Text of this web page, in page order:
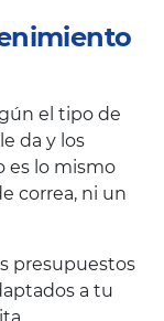
el tipo de
da y los
es lo mismo
correa, ni un
presupuestos
a tu